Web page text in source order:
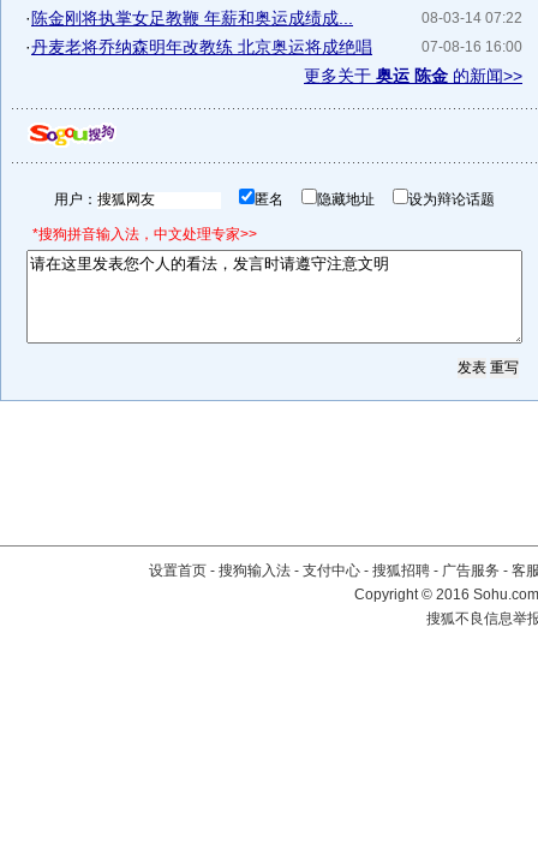
08-03-14 07:22
· 陈金刚将执掌女足教鞭 年薪和奥运成绩成...
07-08-16 16:00
·丹麦老将乔纳森明年改教练 北京奥运将成绝唱
更多关于 奥运 陈金 的新闻>>
用户： 匿名 隐藏地址 设为辩论话题
*搜狗拼音输入法，中文处理专家>>
设置首页 - 搜狗输入法 - 支付中心 - 搜狐招聘 - 广告服务 - 客
Copyright©2016
搜狐不良信息举